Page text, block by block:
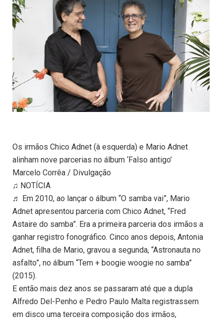
Os irmãos Chico Adnet (à esquerda) e Mario Adnet
alinham nove parcerias no álbum ‘Falso antigo’
Marcelo Corrêa / Divulgação
♫ NOTÍCIA
♬ Em 2010, ao lançar o álbum “O samba vai”, Mario
Adnet apresentou parceria com Chico Adnet, “Fred
Astaire do samba”. Era a primeira parceria dos irmãos a
ganhar registro fonográfico. Cinco anos depois, Antonia
Adnet, filha de Mario, gravou a segunda, “Astronauta no
asfalto”, no álbum “Tem + boogie woogie no samba”
(2015).
E então mais dez anos se passaram até que a dupla
Alfredo Del-Penho e Pedro Paulo Malta registrassem
em disco uma terceira composição dos irmãos,